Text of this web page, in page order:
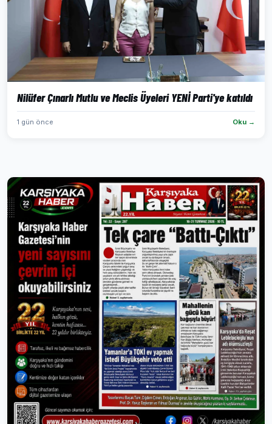
Nilüfer Çınarlı Mutlu ve Meclis Üyeleri YENİ Parti'ye katıldı
1 gün önce Oku →